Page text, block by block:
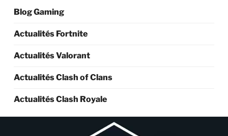
Blog Gaming
Actualités Fortnite
Actualités Valorant
Actualités Clash of Clans
Actualités Clash Royale